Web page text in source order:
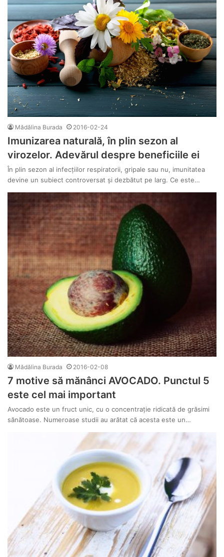
Mădălina Burada 2016-02-24
Imunizarea naturală, în plin sezon al
virozelor. Adevărul despre beneficiile ei
În plin sezon al infecţiilor respiratorii, gripale sau nu, imunitatea
devine un subiect controversat şi dezbătut pe larg. Ce este…
Mădălina Burada 2016-02-08
7 motive să mănânci AVOCADO. Punctul 5
este cel mai important
Avocado este un fruct unic, cu o concentrație ridicată de grăsimi
sănătoase. Numeroase studii au arătat că acesta este un…